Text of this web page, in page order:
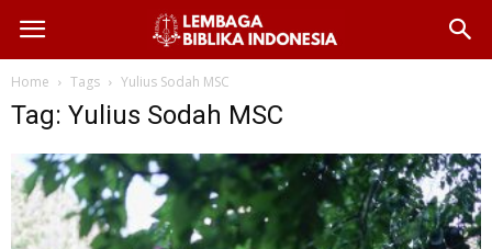
Home Tags Yulius Sodah MSC
Tag: Yulius Sodah MSC